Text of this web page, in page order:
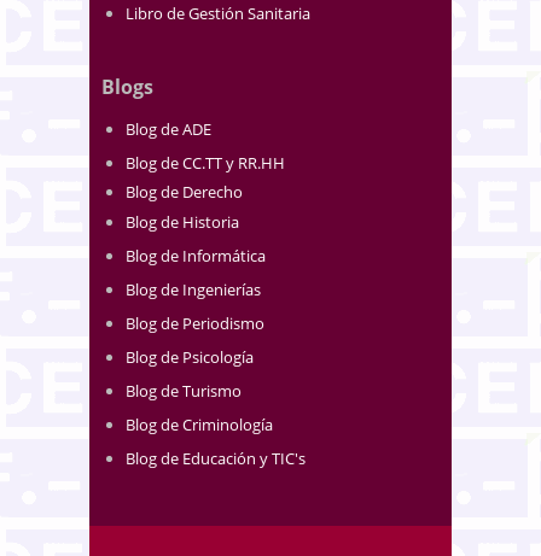
Libro de Gestión Sanitaria
Blogs
Blog de ADE
Blog de CC.TT y RR.HH
Blog de Derecho
Blog de Historia
Blog de Informática
Blog de Ingenierías
Blog de Periodismo
Blog de Psicología
Blog de Turismo
Blog de Criminología
Blog de Educación y TIC's